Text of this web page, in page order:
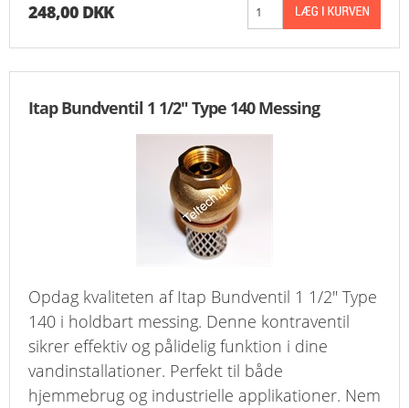
248,00 DKK
Itap Bundventil 1 1/2" Type 140 Messing
Opdag kvaliteten af Itap Bundventil 1 1/2" Type
140 i holdbart messing. Denne kontraventil
sikrer effektiv og pålidelig funktion i dine
vandinstallationer. Perfekt til både
hjemmebrug og industrielle applikationer. Nem